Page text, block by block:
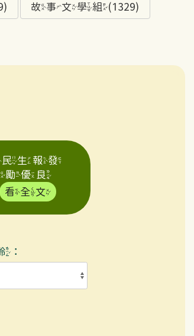
故事文學組(1329)
生報發
勵優良
看全文
：